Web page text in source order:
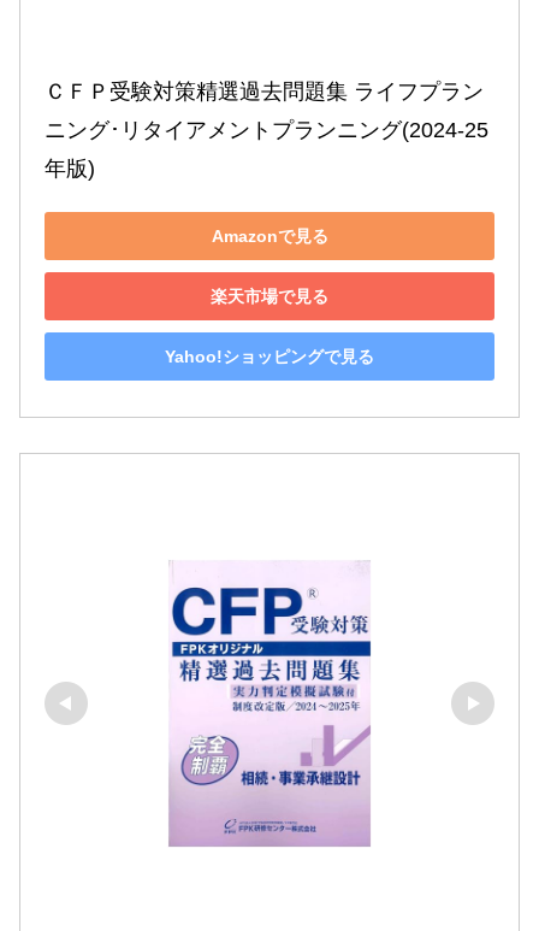
ＣＦＰ受験対策精選過去問題集 ライフプラン
ニング･リタイアメントプランニング(2024-25
年版)
Amazonで見る
楽天市場で見る
Yahoo!ショッピングで見る